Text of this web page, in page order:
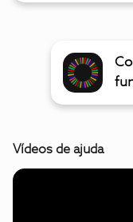
Vídeos de ajuda